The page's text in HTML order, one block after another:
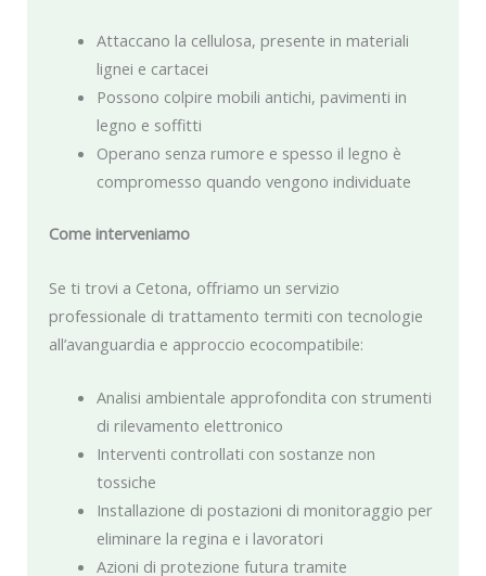
Attaccano la cellulosa, presente in materiali
lignei e cartacei
Possono colpire mobili antichi, pavimenti in
legno e soffitti
Operano senza rumore e spesso il legno è
compromesso quando vengono individuate
Come interveniamo
Se ti trovi a Cetona, offriamo un servizio
professionale di trattamento termiti con tecnologie
all’avanguardia e approccio ecocompatibile:
Analisi ambientale approfondita con strumenti
di rilevamento elettronico
Interventi controllati con sostanze non
tossiche
Installazione di postazioni di monitoraggio per
eliminare la regina e i lavoratori
Azioni di protezione futura tramite